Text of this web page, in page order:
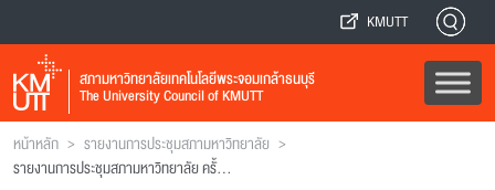
KMUTT
สภามหาวิทยาลัยเทคโนโลยีพระจอมเกล้าธนบุรี
The University Council of KMUTT
หน้าหลัก > รายงานการประชุมสภามหาวิทยาลัย >
รายงานการประชุมสภามหาวิทยาลัย ครั้งที่ 192